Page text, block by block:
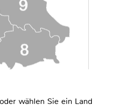
wählen Sie ein Land